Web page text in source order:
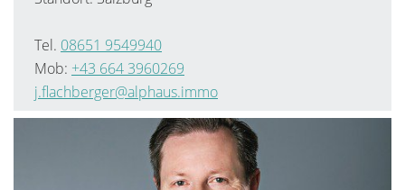
Tel. 08651 9549940
Mob: +43 664 3960269
j.flachberger@alphaus.immo